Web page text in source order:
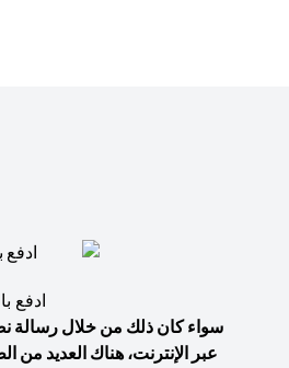
ادفع
سواء كان ذلك من خلال رسالة
عبر الإنترنت، هناك العديد من